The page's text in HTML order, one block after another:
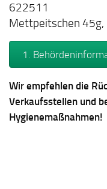
622511
Mettpeitschen 45g,
1.
Wir empfehlen die
Verkaufsstellen und
Hygienemaßnahmen!